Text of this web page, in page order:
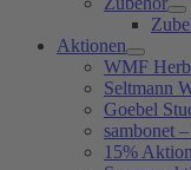
Aktionen
WMF
Seltmann
Goebel
sambonet
15%